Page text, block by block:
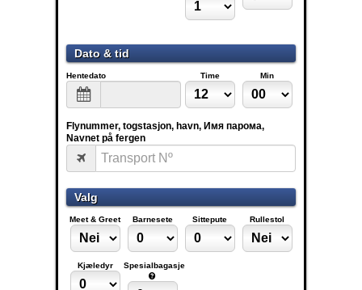
Dato & tid
Hentedato Time Min
Flynummer, togstasjon, havn, Имя парома,
Navnet på fergen
Valg
Meet & Greet Barnesete Sittepute Rullestol
Kjæledyr Spesialbagasje